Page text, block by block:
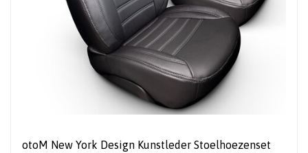
otoM New York Design Kunstleder Stoelhoezenset